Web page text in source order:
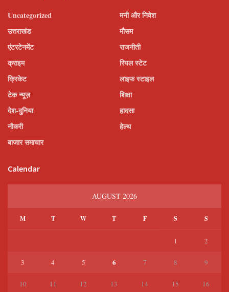
Uncategorized
उत्तराखंड
एंटरटेनमेंट
क्राइम
क्रिकेट
टेक न्यूज़
देश-दुनिया
नौकरी
बाजार समाचार
मनी और निवेश
मौसम
राजनीती
रियल स्टेट
लाइफ स्टाइल
शिक्षा
हादसा
हेल्थ
Calendar
AUGUST 2026
M T W T F S S
1 2
3 4 5 6 7 8 9
10 11 12 13 14 15 16